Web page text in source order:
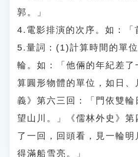
郭。」
4.電影排演的次序。如：「
5.量詞：(1)計算時間的單
輪。如：「他倆的年紀差
算圓形物體的單位，如日、
義》第六三回：「門依雙輪
望山川。」《儒林外史》第
了一回，回頭看，見一輪明
得滿船雪亮。」